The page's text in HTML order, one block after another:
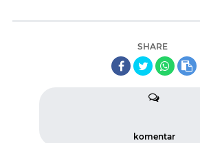
SHARE
komentar